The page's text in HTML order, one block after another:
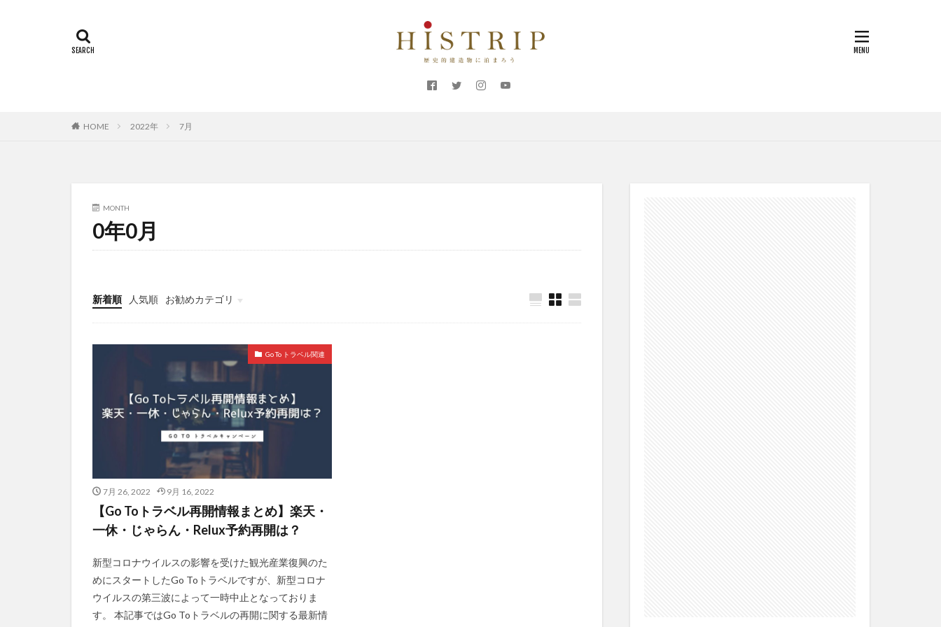
HOME 2022年 7月
MONTH
0年0月
新着順 人気順
お勧めカテゴリ
Uncategorized
Go To トラベル関連
7月 26, 2022 9月 16, 2022
【Go Toトラベル再開情報まとめ】楽天・
一休・じゃらん・Relux予約再開は？
新型コロナウイルスの影響を受けた観光産業復興のた
めにスタートしたGo Toトラベルですが、新型コロナ
ウイルスの第三波によって一時中止となっておりま
す。 本記事ではGo Toトラベルの再開に関する最新情